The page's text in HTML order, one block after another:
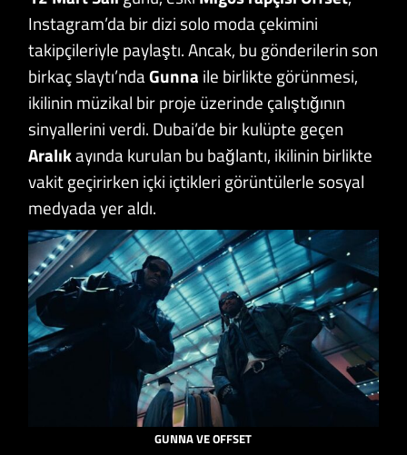
Instagram’da bir dizi solo moda çekimini
takipçileriyle paylaştı. Ancak, bu gönderilerin son
birkaç slaytı’ndaGunna ile birlikte görünmesi,
ikilinin müzikal bir proje üzerinde çalıştığının
sinyallerini verdi. Dubai’de bir kulüpte geçen
Aralıkayında kurulan bu bağlantı, ikilinin birlikte
vakit geçirirken içki içtikleri görüntülerle sosyal
medyada yer aldı.
GUNNA VE OFFSET